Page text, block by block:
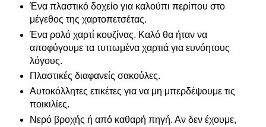
Ένα πλαστικό δοχείο για καλούπι περίπου στο
μέγεθος της χαρτοπετσέτας.
Ένα ρολό χαρτί κουζίνας. Καλό θα ήταν να
αποφύγουμε τα τυπωμένα χαρτιά για ευνόητους
λόγους.
Πλαστικές διαφανείς σακούλες.
Αυτοκόλλητες ετικέτες για να μη μπερδέψουμε τις
ποικιλίες.
Νερό βροχής ή από καθαρή πηγή. Αν δεν έχουμε,